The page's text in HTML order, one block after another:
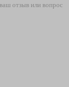
отзыв или вопрос